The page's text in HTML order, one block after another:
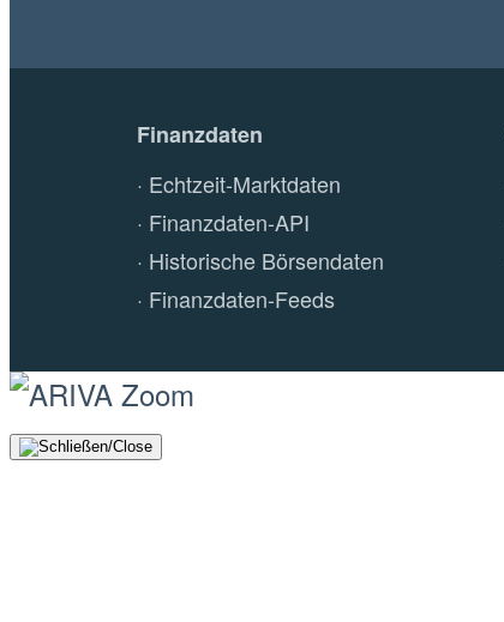
Finanzdaten
Echtzeit-Marktdaten
Finanzdaten-API
Historische Börsendaten
Finanzdaten-Feeds